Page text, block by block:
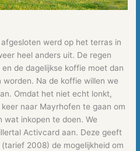
werd op het terras in
heel anders uit. De regen
de dagelijkse koffie moet dan
Na de koffie willen we
Omdat het niet echt lonkt,
naar Mayrhofen te gaan om
inkopen te doen. We
Activcard aan. Deze geeft
2008) de mogelijkheid om